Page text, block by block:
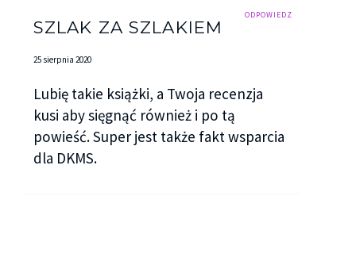
ODPOWIEDZ
SZLAK ZA SZLAKIEM
25 sierpnia 2020
Lubię takie książki, a Twoja recenzja
kusi aby sięgnąć również i po tą
powieść. Super jest także fakt wsparcia
dla DKMS.